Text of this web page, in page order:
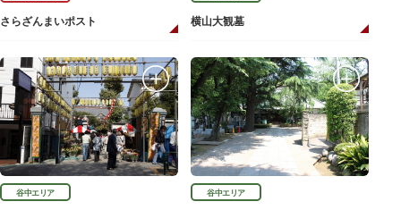
さらざんまいポスト 横山大観墓
谷中エリア 谷中エリア